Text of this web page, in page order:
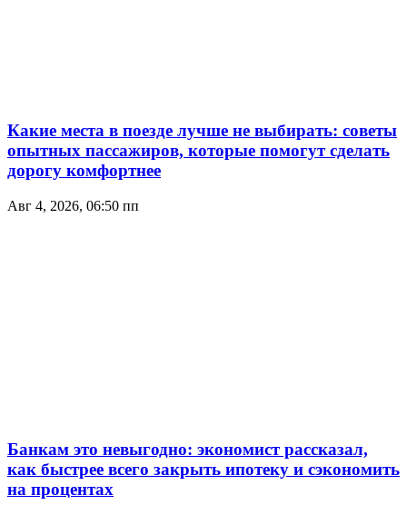
Какие места в поезде лучше не выбирать: советы
опытных пассажиров, которые помогут сделать
дорогу комфортнее
Авг 4, 2026, 06:50 пп
Банкам это невыгодно: экономист рассказал,
как быстрее всего закрыть ипотеку и сэкономить
на процентах